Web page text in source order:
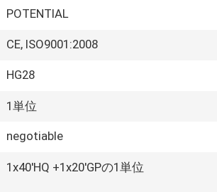
POTENTIAL
CE, ISO9001:2008
HG28
1単位
negotiable
1x40'HQ +1x20'GPの1単位